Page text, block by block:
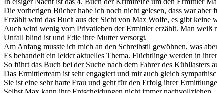
Die vorherigen Bücher habe ich noch nicht gelesen, dass war aber
Erzählt wird das Buch aus der Sicht von Max Wolfe, es gibt keine
Auch wird wenig vom Privatleben der Ermittler erzählt. Man weiß
Unfall blind ist und Edie ihre Mutter versorgt.
Am Anfang musste ich mich an den Schreibstil gewöhnen, was
Es behandelt ein leider aktuelles Thema. Flüchtlinge werden in
So führt das Buch bei der Suche nach dem Fahrer des
Das Ermittlerteam ist sehr engagiert und mir auch gleich
Sie ist eine sehr harte Frau und geht für den Erfolg ihrer
Selbst Max kann ihre Entscheidungen nicht immer nachvollziehen.